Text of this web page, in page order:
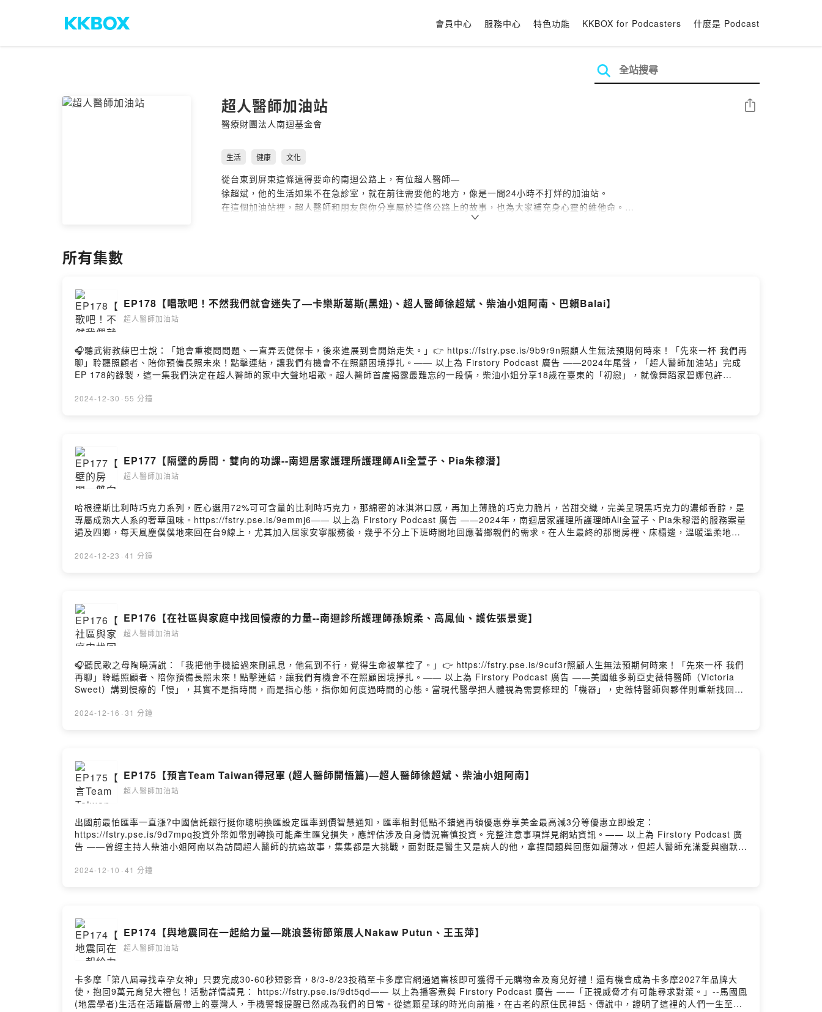
會員中心 服務中心 特色功能 KKBOX for Podcasters 什麼是 Podcast
超人醫師加油站
醫療財團法人南迴基金會
分享
生活 健康 文化
從台東到屏東這條遠得要命的南迴公路上，有位超人醫師—
徐超斌，他的生活如果不在急診室，就在前往需要他的地方，像是一間24小時不打烊的加油站。
在這個加油站裡，超人醫師和朋友與你分享屬於這條公路上的故事，也為大家補充身心靈的維他命。
本節目是由醫療財團法人南迴基金會製作放送，每周為你加加油，歡迎你分享，或寫信到service@
所有集數
EP178【唱歌吧！不然我們就會迷失了—卡樂斯葛斯(黑妞)、超人醫師徐超斌、柴油小姐阿南、巴賴Balai】
超人醫師加油站
🎧聽武術教練巴士說：「她會重複問問題、一直弄丟健保卡，後來進展到會開始走失。」👉 https://fstry.pse.is/9b9r9n照顧人生無法預期何時來！「先來一杯 我們再
聊」聆聽照顧者、陪你預備長照未來！點擊連結，讓我們有機會不在照顧困境掙扎。—— 以上為 Firstory Podcast 廣告 ——2024年尾聲，「超人醫師加油站」完成
EP 178的錄製，這一集我們決定在超人醫師的家中大聲地唱歌。超人醫師首度揭露最難忘的一段情，柴油小姐分享18歲在臺東的「初戀」，就像舞蹈家碧娜包許
行著(或已走過)幽谷的你、我，不致迷失的那條路。2024再見了，謝謝你，我愛你。00:01 超人醫師開金嗓，先喊安可01:48 為了錄今年最後一集，比周杰倫還忙的歌
是……19:36 唱歌吧！獻給這位星空下的女孩22:12 (我)從來不知道裝作無所謂的灑脫/是那麼那麼那麼地困難23:33 18歲阿南的初戀，故事發生在臺東延平鄉桃源村
25:19 阿南原住民與部落初體驗，最難忘操場上星空下的歌聲，文化與社會的衝擊，教育的城鄉差異，尤其心疼山上的孩子27:00 香港出生、6歲來到台灣的柴油小
姐，對煤油/柴油味的鄉愁28:49 八八風災後的募款演唱會，聽見曾經熟悉的歌聲，重逢18歲相識的臺東朋友30:01 有一天我一定要回去/為了山谷裡的大合唱/我一定會
用力跳舞牽著你的手32:18 明年初「超人醫師加油站」暫時休息，為明天準備療癒身心靈的故事35:08 聽眾Ashley「一秒到台東」的聖誕禮物37:07 阿南與超人醫師
蜚語之下，單槍匹馬的他依然不放棄43:58 送給超人醫師以及所有人，渡過困頓、寂寞、低潮時的歌46:20 有許多未來的事情/我現在不能識透/但我知誰管著明天/我也
知誰牽我手48:36 祝福大家新年快樂，超人醫師身體健康，明年見《把光照進看不到的地方：超人醫師徐超斌 × 南迴基金會以行動醫療點亮偏鄉》新書書訊
https://www.bookrep.com.tw/activeimg/edm/2024/4141SLMF/請記得為我們「加油」(贊助)，讓我們的創作繼續下去
https://open.firstory.me/user/cl73y6hzl07i101xo11ns0kuc/comments主持人：柴油小姐來賓：超人醫師徐超斌、卡樂斯葛斯、巴賴Balai錄音：巴賴Balai後製：
2024-12-30 · 55 分鐘
EP177【隔壁的房間．雙向的功課--南迴居家護理所護理師Ali全萱子、Pia朱穆潛】
超人醫師加油站
哈根達斯比利時巧克力系列，匠心選用72%可可含量的比利時巧克力，那綿密的冰淇淋口感，再加上薄脆的巧克力脆片，苦甜交織，完美呈現黑巧克力的濃郁香醇，是
專屬成熟大人系的奢華風味。https://fstry.pse.is/9emmj6—— 以上為 Firstory Podcast 廣告 ——2024年，南迴居家護理所護理師Ali全萱子、Pia朱穆潛的服務案量
遍及四鄉，每天風塵僕僕地來回在台9線上，尤其加入居家安寧服務後，幾乎不分上下班時間地回應著鄉親們的需求。在人生最終的那間房裡、床榻邊，溫暖溫柔地守
一份臨床護理工作，期望也是堅持到最後的光榮07:56 三年磨練成為南迴鄉親堅強的依靠，陪你安心在家09:27 平均每月50位個案、遍及南迴四鄉，兩位護理師擁有最
(家屬)的關懷與支持，成為家屬最信任的依靠30:47 穆潛從居家安寧服務裡體會生命教育。困住身體的不是疾病而是失去盼望33:16 期許為個案畫出人生價值的紀錄。
如何面對生命的最後一堂課，也成為安寧個案留給自己與家人最珍貴的禮物35:36 超人醫師學習放下與順其自然，珍惜不夠完美卻真實的自己。居家安寧是醫事人員與
病人/家屬雙向的功課。37:10 2025年的心願《把光照進看不到的地方：超人醫師徐超斌 × 南迴基金會以行動醫療點亮偏鄉》新書書訊
https://www.bookrep.com.tw/activeimg/edm/2024/4141SLMF/請記得為我們「加油」(贊助)，讓我們的創作繼續下去
https://open.firstory.me/user/cl73y6hzl07i101xo11ns0kuc/comments主持人：柴油小姐來賓：南迴居家護理所護理師Ali全萱子、朱穆潛錄音：巴賴Balai後製：
巴賴Balai製作：醫療財團法人南迴基金會本集音樂:〈超人之歌〉－毛恩足/李常磊〈太陽〉－柳哲光手碟創作〈家〉－柳哲光手碟創作〈東方或東邊〉－柳哲光手碟創
作〈風Vali〉結尾曲－巴賴BalaiPowered by Firstory Hosting
2024-12-23 · 41 分鐘
EP176【在社區與家庭中找回慢療的力量--南迴診所護理師孫婉柔、高鳳仙、護佐張景雯】
超人醫師加油站
🎧聽民歌之母陶曉清說：「我把他手機搶過來刪訊息，他氣到不行，覺得生命被掌控了。」👉 https://fstry.pse.is/9cuf3r照顧人生無法預期何時來！「先來一杯 我們
再聊」聆聽照顧者、陪你預備長照未來！點擊連結，讓我們有機會不在照顧困境掙扎。—— 以上為 Firstory Podcast 廣告 ——美國維多莉亞史薇特醫師（Victoria
Sweet）講到慢療的「慢」，其實不是指時間，而是指心態，指你如何度過時間的心態。當現代醫學把人體視為需要修理的「機器」，史薇特醫師與夥伴則重新找回古
學、在宅醫療後找回的照護心情。01:04 南迴診所施打國光生計疫苗計畫啟動，規劃遍及南迴四鄉如同跟文健站辦活動的感覺03:44 返鄉護理人員為部落家鄉服務，推
新冠疫情時期專責病房的補助津貼，在宅住院計劃須護理人員配合24小時訪視，無論外勤安全、津貼等尚有補強空間。22:39 超高齡社會下居家醫療提高，醫院慢慢減
少，多數護理人員服務場域將轉向社區。在社區服務形成慢療的照護精神，醫病關係提升。25:33 南迴診所明年度亟需的專科醫師，包括復健科、神經外科、皮膚科。
招募護理人員條件，除了會開車很重要外，還要有一顆熱忱服務的心《把光照進看不到的地方：超人醫師徐超斌 × 南迴基金會以行動醫療點亮偏鄉》新書書訊
https://www.bookrep.com.tw/activeimg/edm/2024/4141SLMF/請記得為我們「加油」(贊助)，讓我們的創作繼續下去
https://open.firstory.me/user/cl73y6hzl07i101xo11ns0kuc/comments主持人：柴油小姐來賓：南迴診所護理師孫婉柔、高鳳仙、護佐張景雯錄音：巴賴Balai後
製：巴賴Balai製作：醫療財團法人南迴基金會本集音樂:〈超人之歌〉－毛恩足/李常磊〈Ocean〉－巴賴Balai〈風Vali〉結尾曲－巴賴BalaiPowered by Firstory
Hosting
2024-12-16 · 31 分鐘
EP175【預言Team Taiwan得冠軍 (超人醫師開悟篇)—超人醫師徐超斌、柴油小姐阿南】
超人醫師加油站
出國前最怕匯率一直漲?中國信託銀行挺你聰明換匯設定匯率到價智慧通知，匯率相對低點不錯過再領優惠券享美金最高減3分等優惠立即設定：
https://fstry.pse.is/9d7mpq投資外幣如幣別轉換可能產生匯兌損失，應評估涉及自身情況審慎投資。完整注意事項詳見網站資訊。—— 以上為 Firstory Podcast 廣
告 ——曾經主持人柴油小姐阿南以為訪問超人醫師的抗癌故事，集集都是大挑戰，面對既是醫生又是病人的他，拿捏問題與回應如履薄冰，但超人醫師充滿愛與幽默的
醫師說他竟然有了「開悟」之感，甚至預言成真Team Taiwan得世界冠軍 ! 這一切種種彷獲重生的奇妙經驗，讓他懷疑是否該成立一門教派……但無論如何，先說謝
11:56 多事之秋，後續採取化療、免疫治療、標靶藥物等方式治療中，副作用不斷、往返台東台北舟車勞頓、遇上11月颱等等無奈。14:55 11月24日Team Taiwan
獲12強世界冠軍一戰，超人醫師瞬間變e人，大呼將要重磅回歸16:40 回台東家中休養期間常常思考生死議題，小劇場反覆上演自己哀傷的葬禮17:49 11月底某個夜晚
開悟了，彷彿看到那道光，種種疑惑得到清晰解答。告別式劇情大逆轉。21:59 難忘與部落長輩合唱傳統歌的情境，變成告別式尾聲畫面，在鍾欣凌、嚴藝文、楊貴
媚、村子裡的凱莉哥等眾親好友安可聲中，超人復活重生。24:50 類開悟後預言也變得靈驗？ 預言Team Taiwan得世界冠軍。身心狀態大提升，提前回診所開工
照顧，除了對台東馬偕護理師有「微詞」。感謝同仁堅守崗位的工作、捐款者不斷的支持與鄉親的代禱35:10 感謝上帝的眷顧。超人醫師最大的心願。「非教」教主
非宗教的信仰 人人愛戴《把光照進看不到的地方：超人醫師徐超斌 × 南迴基金會以行動醫療點亮偏鄉》新書書訊
https://www.bookrep.com.tw/activeimg/edm/2024/4141SLMF/請記得為我們「加油」(贊助)，讓我們的創作繼續下去
2024-12-10 · 41 分鐘
EP174【與地震同在一起給力量—跳浪藝術節策展人Nakaw Putun、王玉萍】
超人醫師加油站
卡多摩「第八屆尋找幸孕女神」只要完成30-60秒短影音，8/3-8/23投稿至卡多摩官網通過審核即可獲得千元購物金及育兒好禮！還有機會成為卡多摩2027年品牌大
使，抱回9萬元育兒大禮包！活動詳情請見： https://fstry.pse.is/9dt5qd—— 以上為播客煮與 Firstory Podcast 廣告 ——「正視威脅才有可能尋求對策。」--馬國鳳
(地震學者)生活在活躍斷層帶上的臺灣人，手機警報提醒已然成為我們的日常。從這顆星球的時光向前推，在古老的原住民神話、傳說中，證明了這裡的人們一生至少